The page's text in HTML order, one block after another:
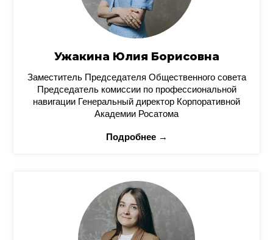
Ужакина Юлия Борисовна
Заместитель Председателя Общественного совета
Председатель комиссии по профессиональной
навигации Генеральный директор Корпоративной
Академии Росатома
Подробнее →